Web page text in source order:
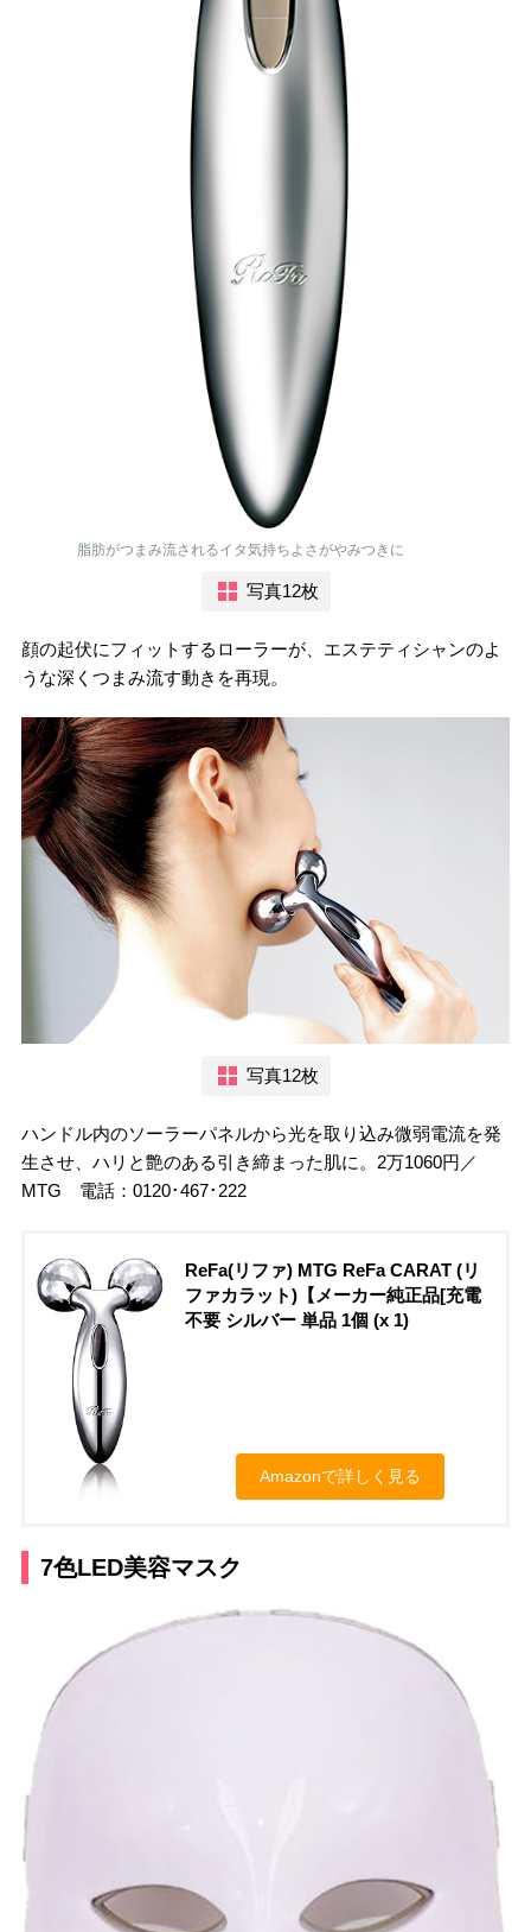
脂肪がつまみ流されるイタ気持ちよさがやみつきに
写真12枚
顔の起伏にフィットするローラーが、エステティシャンのよ
うな深くつまみ流す動きを再現。
写真12枚
ハンドル内のソーラーパネルから光を取り込み微弱電流を発
生させ、ハリと艶のある引き締まった肌に。2万1060円／
MTG 電話：0120･467･222
ReFa(リファ) MTG ReFa CARAT (リ
ファカラット)【メーカー純正品[充電
不要 シルバー 単品 1個 (x 1)
Amazonで詳しく見る
7色LED美容マスク